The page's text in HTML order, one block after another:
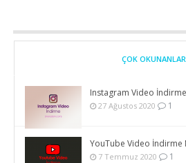
ÇOK OKUNANLAR
Instagram Video İndirme
27 Ağustos 2020 1
YouTube Video İndirme
7 Temmuz 2020 1